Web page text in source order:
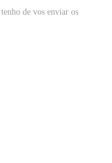
de vos enviar os